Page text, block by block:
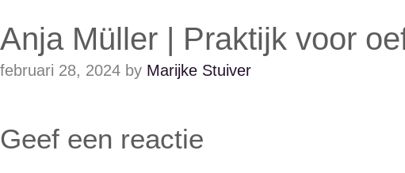
Anja Müller | Praktijk voor
februari 28, 2024 by Marijke Stuiver
Geef een reactie